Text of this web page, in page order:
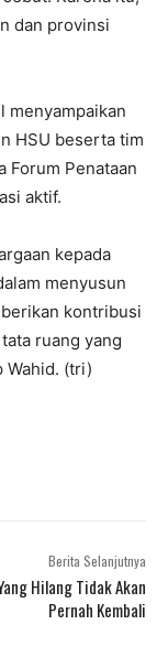
dan provinsi
menyampaikan
HSU beserta tim
Forum Penataan
aktif.
kepada
menyusun
kontribusi
ruang yang
Wahid. (tri)
Berita Selanjutnya
Hilang Tidak Akan
Pernah Kembali